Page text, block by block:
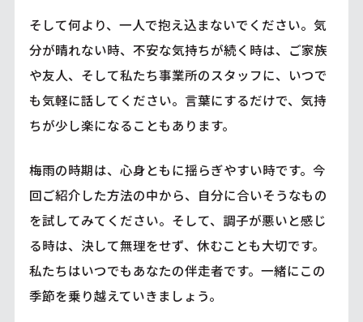
そして何より、一人で抱え込まないでください。気
分が晴れない時、不安な気持ちが続く時は、ご家族
や友人、そして私たち事業所のスタッフに、いつで
も気軽に話してください。言葉にするだけで、気持
ちが少し楽になることもあります。
梅雨の時期は、心身ともに揺らぎやすい時です。今
回ご紹介した方法の中から、自分に合いそうなもの
を試してみてください。そして、調子が悪いと感じ
る時は、決して無理をせず、休むことも大切です。
私たちはいつでもあなたの伴走者です。一緒にこの
季節を乗り越えていきましょう。